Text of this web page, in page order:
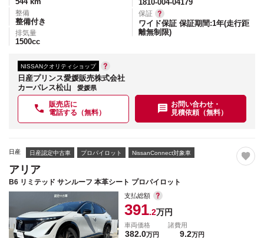
整備
整備付き
排気量
1500cc
1810-004-04179
保証
ワイド保証 保証期間:1年(走行距
離無制限)
NISSANクオリティショップ
日産プリンス愛媛販売株式会社
カーパレス松山
愛媛県
販売店に
電話する（無料）
お問い合わせ・
見積依頼（無料）
日産 日産認定中古車 プロパイロット NissanConnect対象車
アリア
B6 リミテッド サンルーフ 本革シート プロパイロット
支払総額
391.2万円
車両価格
382.0万円
諸費用
9.2万円